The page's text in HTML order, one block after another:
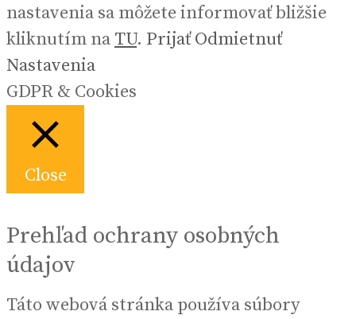
nastavenia sa môžete informovať bližšie
kliknutím na TU. Prijať Odmietnuť
Nastavenia
GDPR & Cookies
Close
Prehľad ochrany osobných
údajov
Táto webová stránka používa súbory